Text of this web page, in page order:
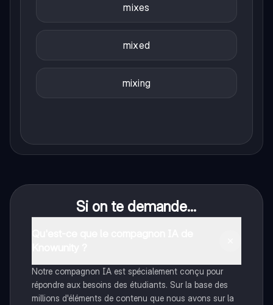
mixes
mixed
mixing
Si on te demande...
Notre compagnon IA est spécialement conçu pour
répondre aux besoins des étudiants. Sur la base des
millions d'éléments de contenu que nous avons sur la